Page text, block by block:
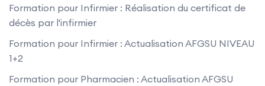
Formation pour Infirmier : Réalisation du certificat de
décès par l'infirmier
Formation pour Infirmier : Actualisation AFGSU NIVEAU
1+2
Formation pour Pharmacien : Actualisation AFGSU